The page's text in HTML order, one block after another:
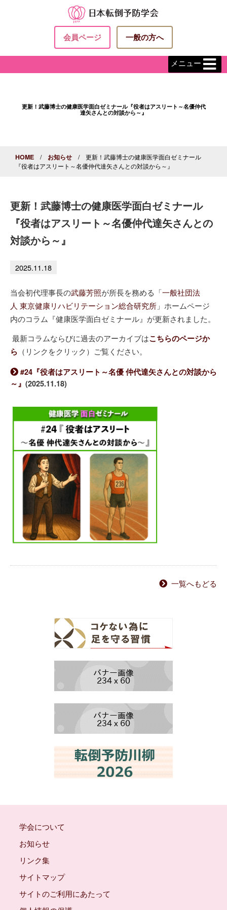
会員ページ 一般の方へ
メニュー
更新！武藤博士の健康医学面白ゼミナール『役者はアスリート～名優仲代
達矢さんとの対談から～』
HOME / お知らせ / 更新！武藤博士の健康医学面白ゼミナール
『役者はアスリート～名優仲代達矢さんとの対談から～』
更新！武藤博士の健康医学面白ゼミナール
『役者はアスリート～名優仲代達矢さんとの
対談から～』
2025.11.18
当会初代理事長の武藤芳照が所長を務める「一般社団法
人 東京健康リハビリテーション総合研究所 」ホームページ
内のコラム『健康医学面白ゼミナール』が更新されました。
最新コラムならびに過去のアーカイブはこちらのページか
ら （リンクをクリック）ご覧ください。
#24『役者はアスリート～名優 仲代達矢さんとの対談から
～』 (2025.11.18)
一覧へもどる
学会について
お知らせ
リンク集
サイトマップ
サイトのご利用にあたって